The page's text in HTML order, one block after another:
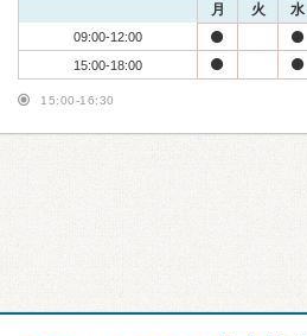
月 火 水
09:00-12:00
15:00-18:00
15:00-16:30